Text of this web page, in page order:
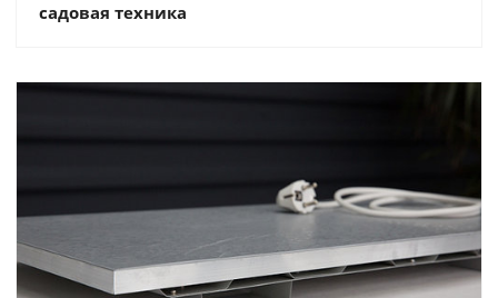
садовая техника